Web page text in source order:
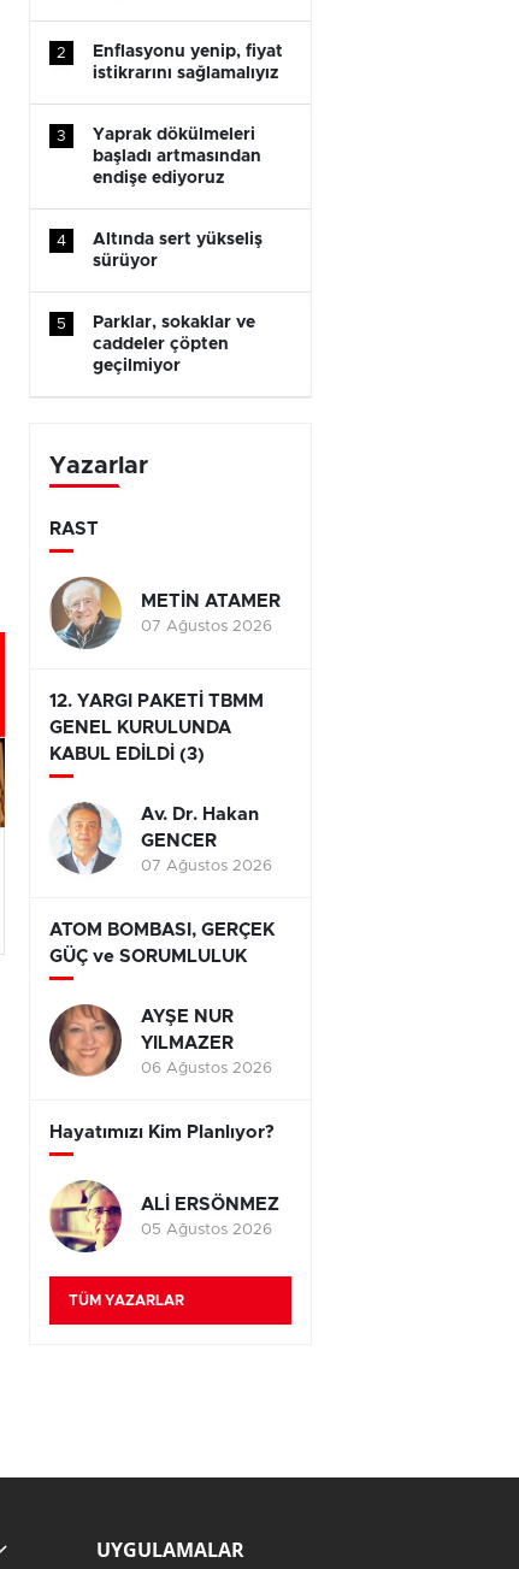
2
Enflasyonu yenip, fiyat
istikrarını sağlamalıyız
3
Yaprak dökülmeleri
başladı artmasından
endişe ediyoruz
4
Altında sert yükseliş
sürüyor
5
Parklar, sokaklar ve
caddeler çöpten
geçilmiyor
Yazarlar
RAST
METİN ATAMER
07 Ağustos 2026
12. YARGI PAKETİ TBMM
GENEL KURULUNDA
KABUL EDİLDİ (3)
Av. Dr. Hakan
GENCER
07 Ağustos 2026
ATOM BOMBASI, GERÇEK
GÜÇ ve SORUMLULUK
AYŞE NUR
YILMAZER
06 Ağustos 2026
Hayatımızı Kim Planlıyor?
ALİ ERSÖNMEZ
05 Ağustos 2026
TÜM YAZARLAR
UYGULAMALAR